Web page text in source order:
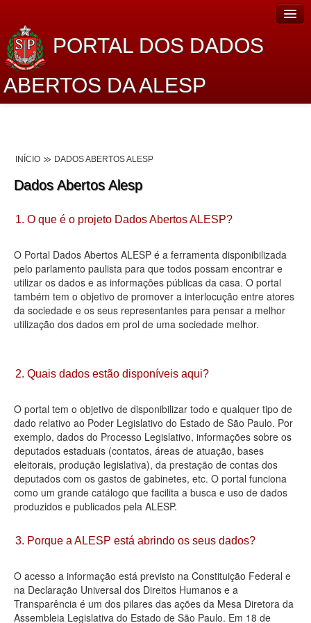
PORTAL DOS DADOS
ABERTOS DA ALESP
Lei de Acesso à Informação
Dados Governamentais Abertos
Planejamento
Catálogo de dados
Processo Legislativo
Deputados Estaduais
Agenda
Perguntas frequentes
Contato
INÍCIO DADOS ABERTOS ALESP
Dados Abertos Alesp
1. O que é o projeto Dados Abertos ALESP?
O Portal Dados Abertos ALESP é a ferramenta disponibilizada
pelo parlamento paulista para que todos possam encontrar e
utilizar os dados e as informações públicas da casa. O portal
também tem o objetivo de promover a interlocução entre atores
da sociedade e os seus representantes para pensar a melhor
utilização dos dados em prol de uma sociedade melhor.
2. Quais dados estão disponíveis aqui?
O portal tem o objetivo de disponibilizar todo e qualquer tipo de
dado relativo ao Poder Legislativo do Estado de São Paulo. Por
exemplo, dados do Processo Legislativo, informações sobre os
deputados estaduais (contatos, áreas de atuação, bases
eleitorais, produção legislativa), da prestação de contas dos
deputados com os gastos de gabinetes, etc. O portal funciona
como um grande catálogo que facilita a busca e uso de dados
produzidos e publicados pela ALESP.
3. Porque a ALESP está abrindo os seus dados?
O acesso a informação está previsto na Constituição Federal e
na Declaração Universal dos Direitos Humanos e a
Transparência é um dos pilares das ações da Mesa Diretora da
Assembleia Legislativa do Estado de São Paulo. Em 18 de